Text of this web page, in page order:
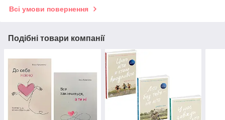
Всі умови повернення
Подібні товари компанії